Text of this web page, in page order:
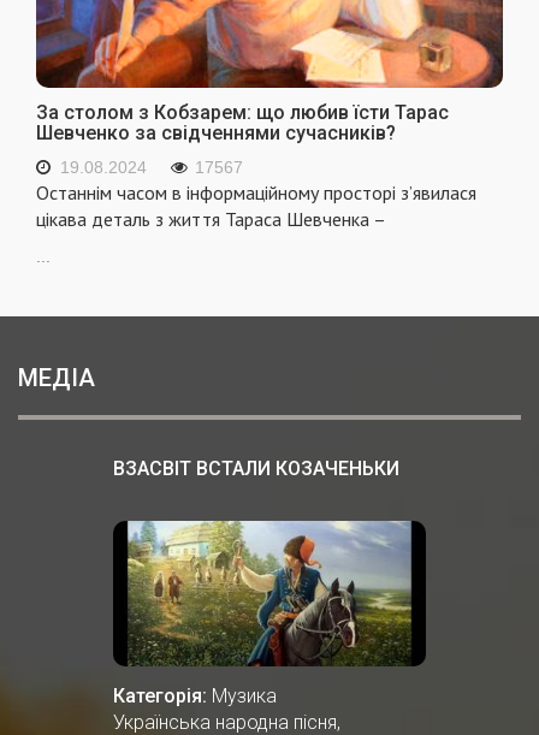
За столом з Кобзарем: що любив їсти Тарас
Шевченко за свідченнями сучасників?
19.08.2024 17567
Останнім часом в інформаційному просторі з’явилася
цікава деталь з життя Тараса Шевченка –
МЕДІА
ВЗАСВІТ ВСТАЛИ КОЗАЧЕНЬКИ
Категорія: Музика
Українська народна пісня,